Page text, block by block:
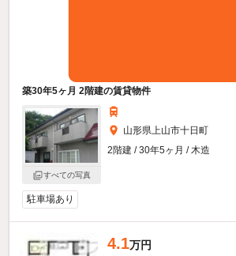
築30年5ヶ月 2階建の賃貸物件
すべての写真
山形県上山市十日町
2階建 / 30年5ヶ月 / 木造
駐車場あり
4.1万円